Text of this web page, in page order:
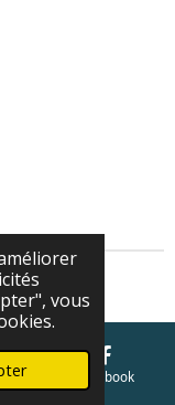
vous
Facebook